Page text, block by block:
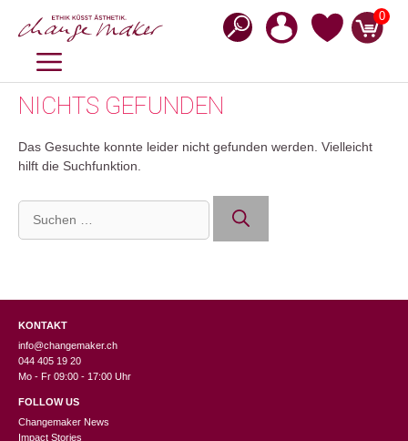
Inhalt
0
MENÜ
NICHTS GEFUNDEN
Das Gesuchte konnte leider nicht gefunden werden. Vielleicht
hilft die Suchfunktion.
Suchen
nach:
KONTAKT
info@changemaker.ch
044 405 19 20
Mo - Fr 09:00 - 17:00 Uhr
FOLLOW US
Changemaker News
Impact Stories